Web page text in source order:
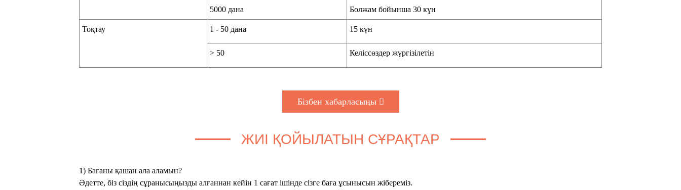
5000 дана Болжам бойынша 30 күн
Тоқтау 1 - 50 дана 15 күн
> 50 Келіссөздер жүргізілетін
Бізбен хабарласыңы
ЖИІ ҚОЙЫЛАТЫН СҰРАҚТАР
1) Бағаны қашан ала аламын?
Әдетте, біз сіздің сұранысыңызды алғаннан кейін 1 сағат ішінде сізге баға ұсынысын жібереміз.